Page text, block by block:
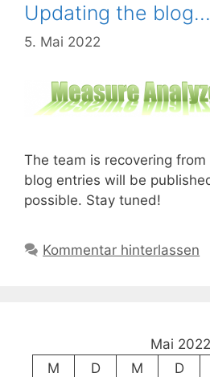
Updating the blog…
5. Mai 2022
The team is recovering from
blog entries will be
possible. Stay tuned!
Kommentar hinterlassen
Mai 2022
M
D M D